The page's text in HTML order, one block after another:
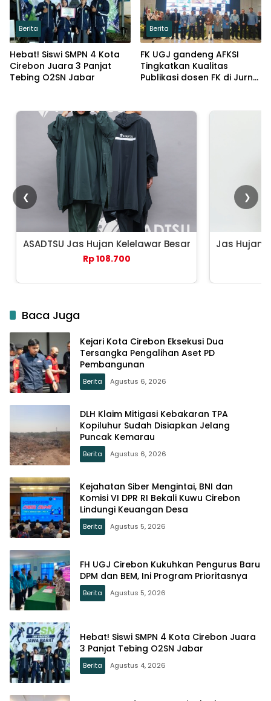
Berita
Hebat! Siswi SMPN 4 Kota
Cirebon Juara 3 Panjat
Tebing O2SN Jabar
Berita
FK UGJ gandeng AFKSI
Tingkatkan Kualitas
Publikasi dosen FK di Jurnal
❮
ASADTSU Jas Hujan Kelelawar Besar
Rp 108.700
Jas Hujan
❯
Baca Juga
Kejari Kota Cirebon Eksekusi Dua
Tersangka Pengalihan Aset PD
Pembangunan
Berita Agustus 6, 2026
DLH Klaim Mitigasi Kebakaran TPA
Kopiluhur Sudah Disiapkan Jelang
Puncak Kemarau
Berita Agustus 6, 2026
Kejahatan Siber Mengintai, BNI dan
Komisi VI DPR RI Bekali Kuwu Cirebon
Lindungi Keuangan Desa
Berita Agustus 5, 2026
FH UGJ Cirebon Kukuhkan Pengurus Baru
DPM dan BEM, Ini Program Prioritasnya
Berita Agustus 5, 2026
Hebat! Siswi SMPN 4 Kota Cirebon Juara
3 Panjat Tebing O2SN Jabar
Berita Agustus 4, 2026